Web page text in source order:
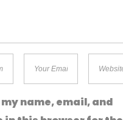
name, email, and